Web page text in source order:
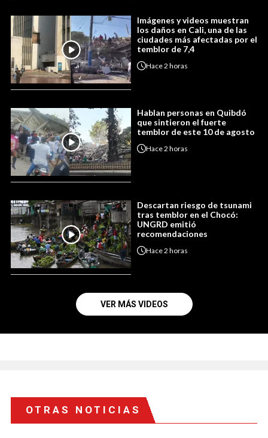
Imágenes y videos muestran
los daños en Cali, una de las
ciudades más afectadas por el
temblor de 7,4
Hace2 horas
Hablan personas en Quibdó
que sintieron el fuerte
temblor de este 10 de agosto
Hace2 horas
Descartan riesgo de tsunami
tras temblor en el Chocó:
UNGRD emitió
recomendaciones
Hace2 horas
VER MÁS VIDEOS
OTRAS NOTICIAS